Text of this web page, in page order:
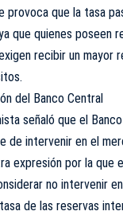
provoca que la tasa
que quienes poseen
recibir un mayor
del Banco Central
señaló que el
de intervenir en el
expresión por la que
no intervenir
de las reservas